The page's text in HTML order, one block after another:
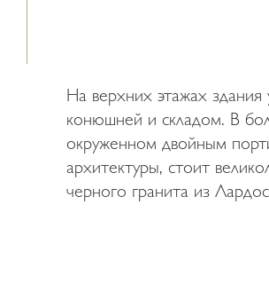
На верхних этажах
конюшней и складом. В
окруженном двойным
архитектуры, стоит
черного гранита из